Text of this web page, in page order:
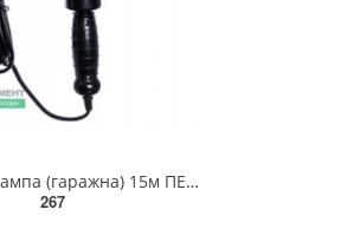
Переносна лампа (гаражна) 15м ПЕР15С СТАНДАРТ
267